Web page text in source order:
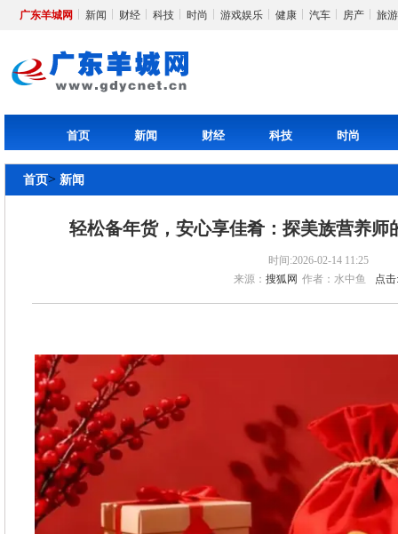
广东羊城网 新闻 财经 科技 时尚 游戏娱乐 健康 汽车 房产 旅游
首页 新闻 财经 科技 时尚
首页> 新闻
轻松备年货，安心享佳肴：探美族营养师
时间:2026-02-14 11:25
来源： 搜狐网 作者：水中鱼 点击: